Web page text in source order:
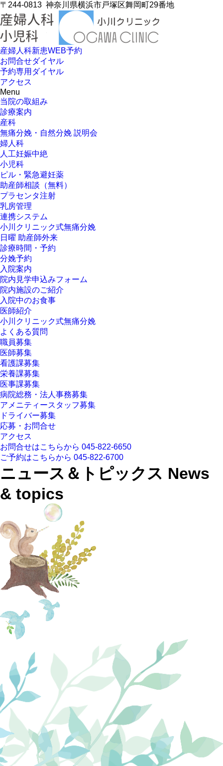
〒244-0813 神奈川県横浜市戸塚区舞岡町29番地
産婦人科新患WEB予約
お問合せダイヤル
予約専用ダイヤル
アクセス
Menu
当院の取組み
診療案内
産科
無痛分娩・自然分娩 説明会
婦人科
人工妊娠中絶
小児科
ピル・緊急避妊薬
助産師相談（無料）
プラセンタ注射
乳房管理
連携システム
小川クリニック式無痛分娩
日曜 助産師外来
診療時間・予約
分娩予約
入院案内
院内見学申込みフォーム
院内施設のご紹介
入院中のお食事
医師紹介
小川クリニック式無痛分娩
よくある質問
職員募集
医師募集
看護課募集
栄養課募集
医事課募集
病院総務・法人事務募集
アメニティースタッフ募集
ドライバー募集
応募・お問合せ
アクセス
お問合せはこちらから 045-822-6650
ご予約はこちらから 045-822-6700
ニュース＆トピックス News
& topics